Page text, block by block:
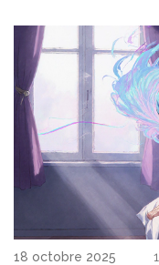
18 octobre 2025